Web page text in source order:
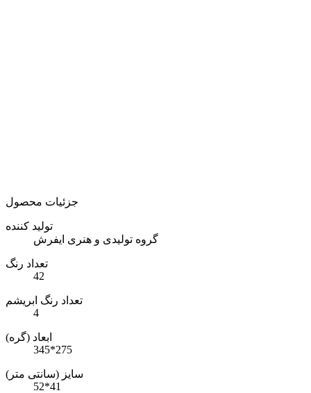
جزئیات محصول
تولید کننده
گروه تولیدی و هنری ایفرش
تعداد رنگ
42
تعداد رنگ ابریشم
4
ابعاد (گره)
345*275
سایز (سانتی متر)
52*41